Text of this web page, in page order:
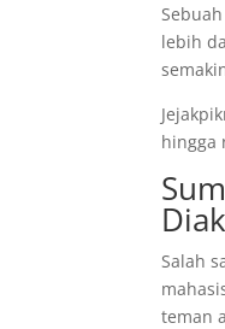
lebih
hingga
Salah
teman